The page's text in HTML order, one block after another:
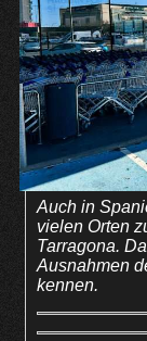
Auch in
vielen Orten
Tarragona.
Ausnahmen
kennen.